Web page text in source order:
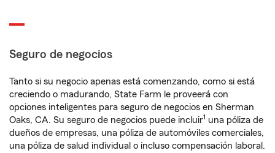
Seguro de negocios
Tanto si su negocio apenas está comenzando, como si está
creciendo o madurando, State Farm le proveerá con
opciones inteligentes para seguro de negocios en Sherman
Oaks, CA. Su seguro de negocios puede incluir1 una póliza de
dueños de empresas, una póliza de automóviles comerciales,
una póliza de salud individual o incluso compensación laboral.